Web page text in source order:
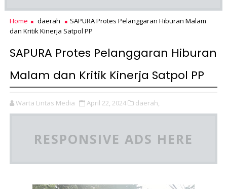
Home daerah
SAPURA Protes Pelanggaran Hiburan Malam
dan Kritik Kinerja Satpol PP
SAPURA Protes Pelanggaran Hiburan
Malam dan Kritik Kinerja Satpol PP
Warta Lintas Media April 22, 2024 daerah,
RESPONSIVE ADS HERE